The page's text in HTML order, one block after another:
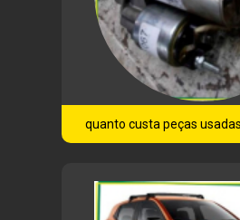
quanto custa peças